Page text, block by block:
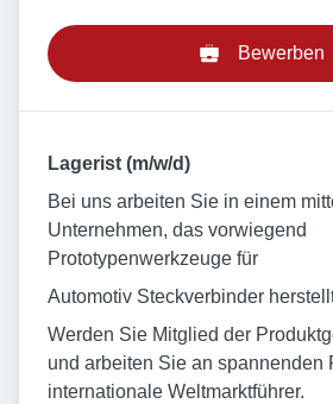
Bewerben
Lagerist (m/w/d)
Bei uns arbeiten Sie in einem
Unternehmen, das vorwiegend
Prototypenwerkzeuge für
Automotiv Steckverbinder
Werden Sie Mitglied der
und arbeiten Sie an spannenden
internationale Weltmarktführer.